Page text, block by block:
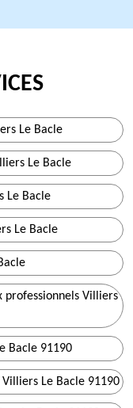
Le Bacle
Le Bacle
Le Bacle
Le Bacle
professionnels Villiers
Bacle 91190
Le Bacle 91190